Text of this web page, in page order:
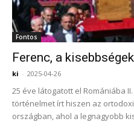
Fontos
Ferenc, a
ki - 2025-04-26
25 éve látogatott el Romániába
történelmet írt hiszen az
országban, ahol a legnagyobb